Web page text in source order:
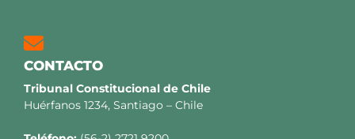
CONTACTO
Tribunal Constitucional de Chile
Huérfanos 1234, Santiago – Chile